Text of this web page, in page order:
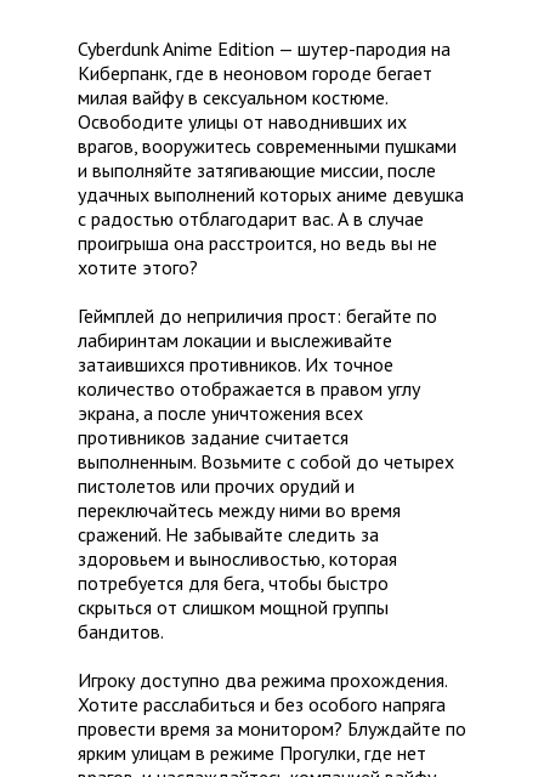
Cyberdunk Anime Edition — шутер-пародия на
Киберпанк, где в неоновом городе бегает
милая вайфу в сексуальном костюме.
Освободите улицы от наводнивших их
врагов, вооружитесь современными пушками
и выполняйте затягивающие миссии, после
удачных выполнений которых аниме девушка
с радостью отблагодарит вас. А в случае
проигрыша она расстроится, но ведь вы не
хотите этого?
Геймплей до неприличия прост: бегайте по
лабиринтам локации и выслеживайте
затаившихся противников. Их точное
количество отображается в правом углу
экрана, а после уничтожения всех
противников задание считается
выполненным. Возьмите с собой до четырех
пистолетов или прочих орудий и
переключайтесь между ними во время
сражений. Не забывайте следить за
здоровьем и выносливостью, которая
потребуется для бега, чтобы быстро
скрыться от слишком мощной группы
бандитов.
Игроку доступно два режима прохождения.
Хотите расслабиться и без особого напряга
провести время за монитором? Блуждайте по
ярким улицам в режиме Прогулки, где нет